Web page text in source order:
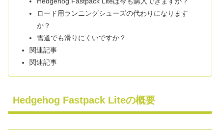
ロード用ランニングシューズの代わりになります
か？
雪道でも滑りにくいですか？
関連記事
関連記事
Hedgehog Fastpack Liteの概要